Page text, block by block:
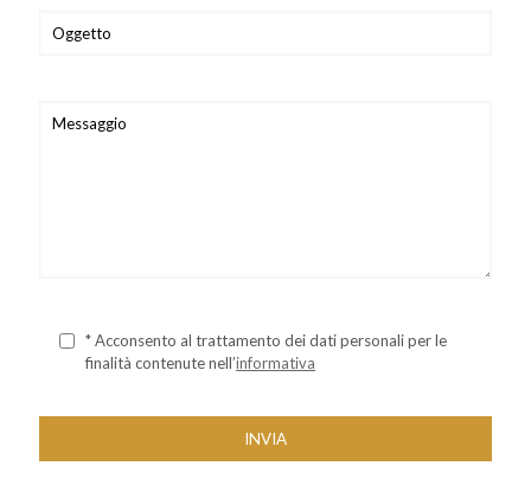
* Acconsento al trattamento dei dati personali per le
finalità contenute nell’informativa